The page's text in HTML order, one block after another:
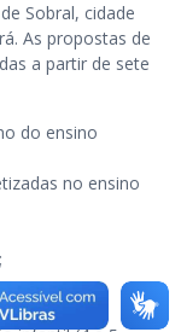
Sobral, cidade
As propostas de
a partir de sete
do ensino
no ensino